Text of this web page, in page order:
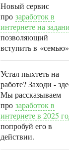
Новый сервис
про заработок в
интернете на
позволяющий
вступить в
Устал пыхтеть на
работе? Заходи -
Мы рассказываем
про заработок в
интернете в 2025
попробуй его в
действии.